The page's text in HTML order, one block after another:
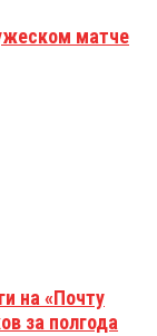
матче
на «Почту
за полгода